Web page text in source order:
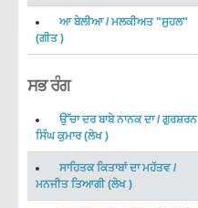
ਆ ਬੇਲੀਆ/ਮਲਕੀਅਤ "ਸੁਹਲ"
(ਗੀਤ)
ਸਭ ਰੰਗ
ਉੱਚਾ ਦਰ ਬਾਬੇ ਨਾਨਕ ਦਾ/ਗੁਰਸ਼ਰਨ
ਸਿੰਘ ਕੁਮਾਰ(ਲੇਖ)
ਸਾਹਿਤਕ ਕਿਤਾਬਾਂ ਦਾ ਮਹੱਤਵ/
ਮਨਜੀਤ ਤਿਆਗੀ(ਲੇਖ)